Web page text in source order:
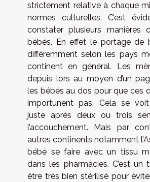
strictement relative à chaque
normes culturelles. C’est
constater plusieurs manières
bébés. En effet le portage de
différemment selon les pays
continent en général. Les
depuis lors au moyen d’un
les bébés au dos pour que ces
importunent pas. Cela se
juste après deux ou trois
l’accouchement. Mais par
autres continents notamment
bébé se faire avec un tissu
dans les pharmacies. C’est un
être très bien stérilisé pour